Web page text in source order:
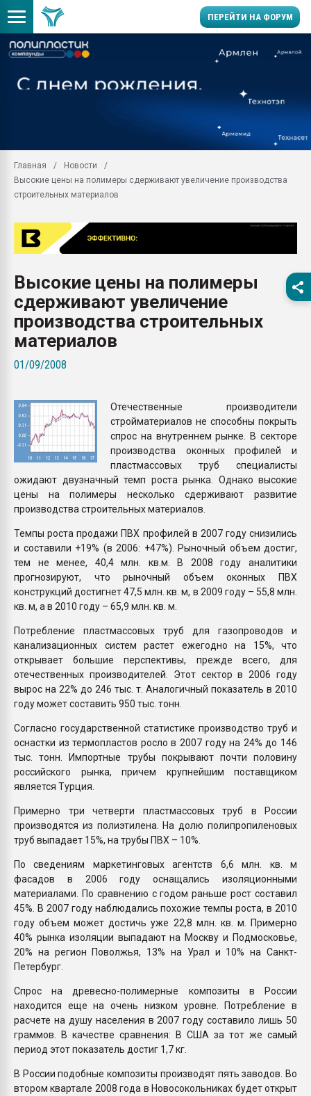
ПЕРЕЙТИ НА ФОРУМ
заводу пластмасс"
первый план в
28.07.2026
ситуацией на
Всё, что касается
Главная
Новости
Высокие цены на полимеры сдерживают увеличение производства
строительных материалов
Высокие цены на полимеры
сдерживают увеличение
производства строительных
материалов
01/09/2008
Отечественные производители
стройматериалов не способны покрыть
спрос на внутреннем рынке. В секторе
производства оконных профилей и
пластмассовых труб специалисты
ожидают двузначный темп роста рынка. Однако высокие
цены на полимеры несколько сдерживают развитие
производства строительных материалов.
Темпы роста продажи ПВХ профилей в 2007 году снизились
и составили +19% (в 2006: +47%). Рыночный объем достиг,
тем не менее, 40,4 млн. кв.м. В 2008 году аналитики
прогнозируют, что рыночный объем оконных ПВХ
конструкций достигнет 47,5 млн. кв. м, в 2009 году – 55,8 млн.
кв. м, а в 2010 году – 65,9 млн. кв. м.
Потребление пластмассовых труб для газопроводов и
канализационных систем растет ежегодно на 15%, что
открывает большие перспективы, прежде всего, для
отечественных производителей. Этот сектор в 2006 году
вырос на 22% до 246 тыс. т. Аналогичный показатель в 2010
году может составить 950 тыс. тонн.
Согласно государственной статистике производство труб и
оснастки из термопластов росло в 2007 году на 24% до 146
тыс. тонн. Импортные трубы покрывают почти половину
российского рынка, причем крупнейшим поставщиком
является Турция.
Примерно три четверти пластмассовых труб в России
производятся из полиэтилена. На долю полипропиленовых
труб выпадает 15%, на трубы ПВХ – 10%.
По сведениям маркетинговых агентств 6,6 млн. кв. м
фасадов в 2006 году оснащались изоляционными
материалами. По сравнению с годом раньше рост составил
45%. В 2007 году наблюдались похожие темпы роста, в 2010
году объем может достичь уже 22,8 млн. кв. м. Примерно
40% рынка изоляции выпадают на Москву и Подмосковье,
20% на регион Поволжья, 13% на Урал и 10% на Санкт-
Петербург.
Спрос на древесно-полимерные композиты в России
находится еще на очень низком уровне. Потребление в
расчете на душу населения в 2007 году составило лишь 50
граммов. В качестве сравнения: В США за тот же самый
период этот показатель достиг 1,7 кг.
В России подобные композиты производят пять заводов. Во
втором квартале 2008 года в Новосокольниках будет открыт